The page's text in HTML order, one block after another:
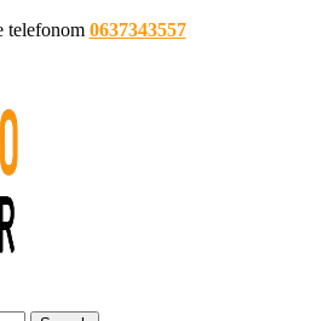
telefonom 0637343557